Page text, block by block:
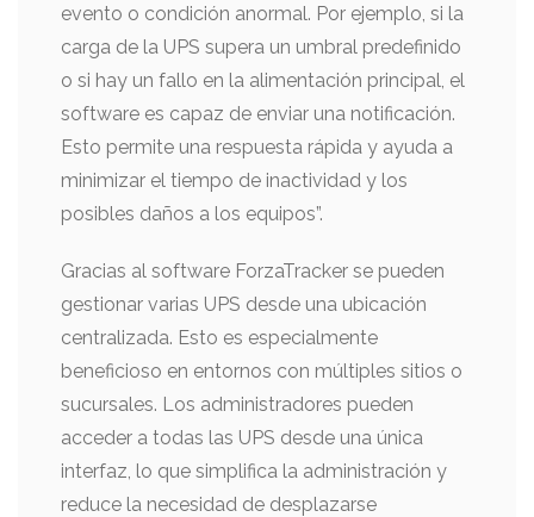
evento o condición anormal. Por ejemplo, si la
carga de la UPS supera un umbral predefinido
o si hay un fallo en la alimentación principal, el
software es capaz de enviar una notificación.
Esto permite una respuesta rápida y ayuda a
minimizar el tiempo de inactividad y los
posibles daños a los equipos”.
Gracias al software ForzaTracker se pueden
gestionar varias UPS desde una ubicación
centralizada. Esto es especialmente
beneficioso en entornos con múltiples sitios o
sucursales. Los administradores pueden
acceder a todas las UPS desde una única
interfaz, lo que simplifica la administración y
reduce la necesidad de desplazarse